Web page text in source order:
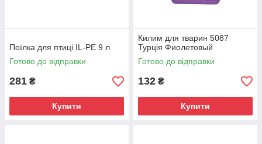
Поїлка для птиці IL-PE 9 л
Готово до відправки
281 ₴
Купити
Килим для тварин 5087
Турція Фиолетовый
Готово до відправки
132 ₴
Купити